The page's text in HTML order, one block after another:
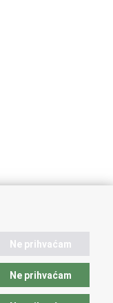
Ne prihvaćam
Ne prihvaćam